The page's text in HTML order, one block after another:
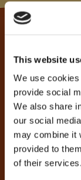
This website
We use
provide social
We also share
our social
may combine it
provided to
of their services.
Klantenservice
en
088 008 45 50
(op werkdagen
tegen lokaal
info@colland-
Postbus 3189
5902 RD Venlo